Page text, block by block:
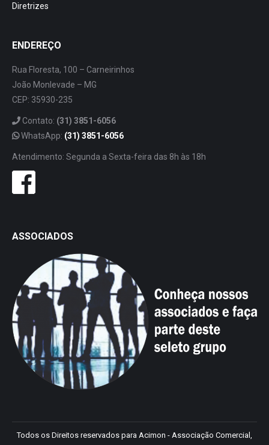
Diretrizes
ENDEREÇO
Rua Floresta, 100 – Carneirinhos
João Monlevade – MG
CEP: 35930-235
Contato: (31) 3851-6056
WhatsApp: (31) 3851-6056
Atendimento: Segunda a Sexta-feira das 8h às 18h
ASSOCIADOS
Todos os Direitos reservados para Acimon - Associação Comercial,